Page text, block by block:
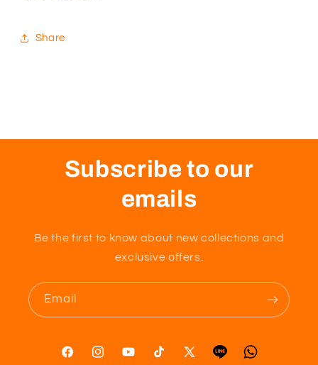
Share
Subscribe to our
emails
Be the first to know about new collections and
exclusive offers.
Email
FacebookInstagramYouTubeTikTok X TumblrVimeo